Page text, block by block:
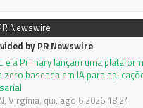
Newswire
by PR Newswire
e a Primary lançam uma
zero baseada em IA para
Virgínia, qui, ago 6 2026 18:24